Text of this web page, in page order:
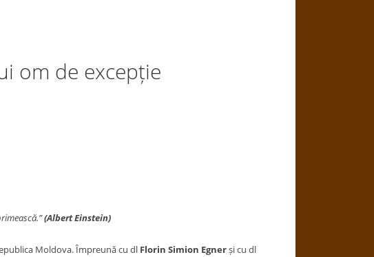
om de excepție
(Albert Einstein)
Moldova. Împreună cu dl Florin Simion Egnerși cu dl